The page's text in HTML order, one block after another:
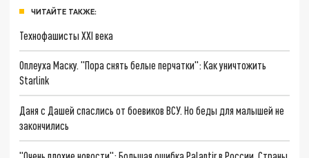
ЧИТАЙТЕ ТАКЖЕ:
Технофашисты XXI века
Оплеуха Маску. "Пора снять белые перчатки": Как уничтожить
Starlink
Даня с Дашей спаслись от боевиков ВСУ. Но беды для малышей не
закончились